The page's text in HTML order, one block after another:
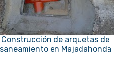
Construcción de arquetas de
saneamiento en Majadahonda